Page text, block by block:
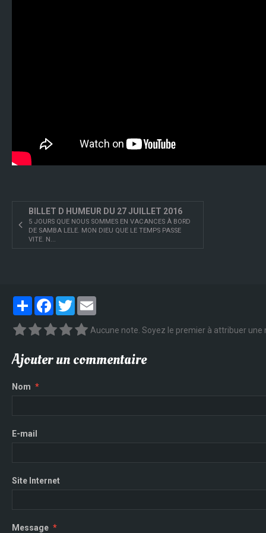
BILLET D HUMEUR DU 27 JUILLET 2016
5 JOURS QUE NOUS SOMMES EN VACANCES À BORD
DE SAMBA LELE. MON DIEU QUE LE TEMPS PASSE
VITE. N...
PartagerFacebook
Twitter
Aucune note. Soyez le premier à attribuer une
Ajouter un commentaire
Nom
E-mail
Site Internet
Message